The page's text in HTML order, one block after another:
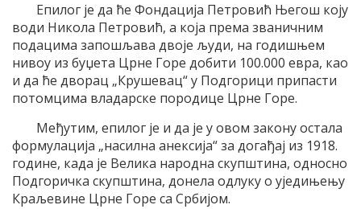
Епилог је да ће Фондација Петровић Његош коју
води Никола Петровић, а која према званичним
подацима запошљава двоје људи, на годишњем
нивоу из буџета Црне Горе добити 100.000 евра, као
и да ће дворац „Крушевац“ у Подгорици припасти
потомцима владарске породице Црне Горе.
Међутим, епилог је и да је у овом закону остала
формулација „насилна анексија“ за догађај из 1918.
године, када је Велика народна скупштина, односно
Подгоричка скупштина, донела одлуку о уједињењу
Краљевине Црне Горе са Србијом.